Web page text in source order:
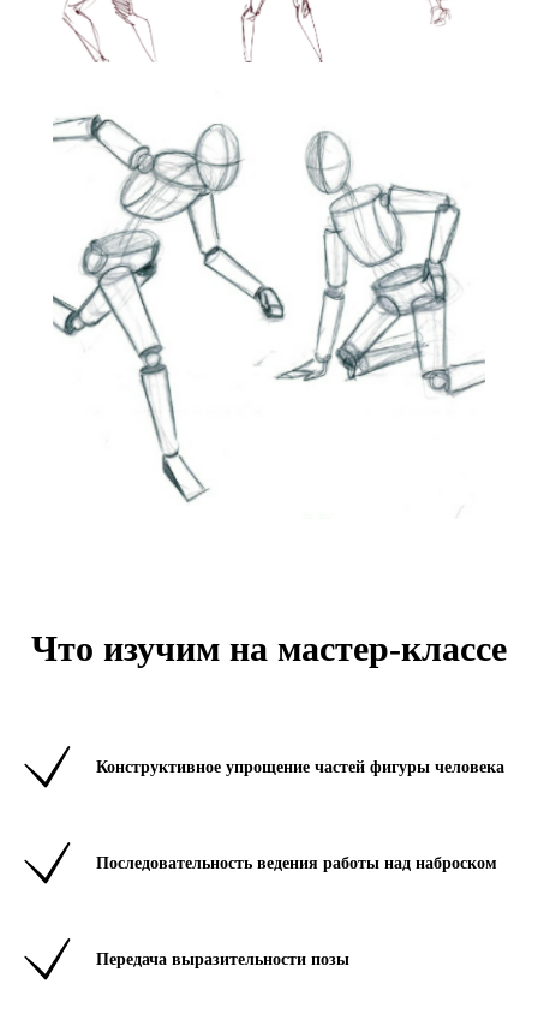
Что изучим на мастер-классе
Конструктивное упрощение частей фигуры человека
Последовательность ведения работы над наброском
Передача выразительности позы